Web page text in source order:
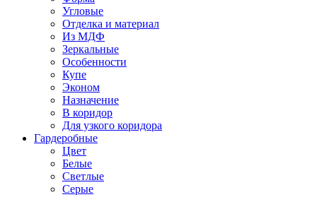
Угловые
Отделка и материал
Из МДФ
Зеркальные
Особенности
Купе
Эконом
Назначение
В коридор
Для узкого коридора
Гардеробные
Цвет
Белые
Светлые
Серые